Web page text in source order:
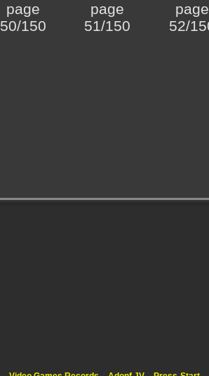
page
50/150
page
51/150
page
52/